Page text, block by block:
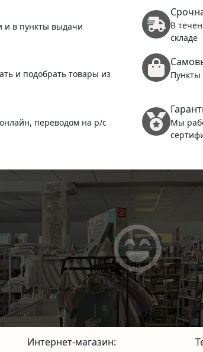
и в пункты выдачи
В
складе
и подобрать товары из
Пункты
переводом на р/с
Мы
Интернет-магазин: